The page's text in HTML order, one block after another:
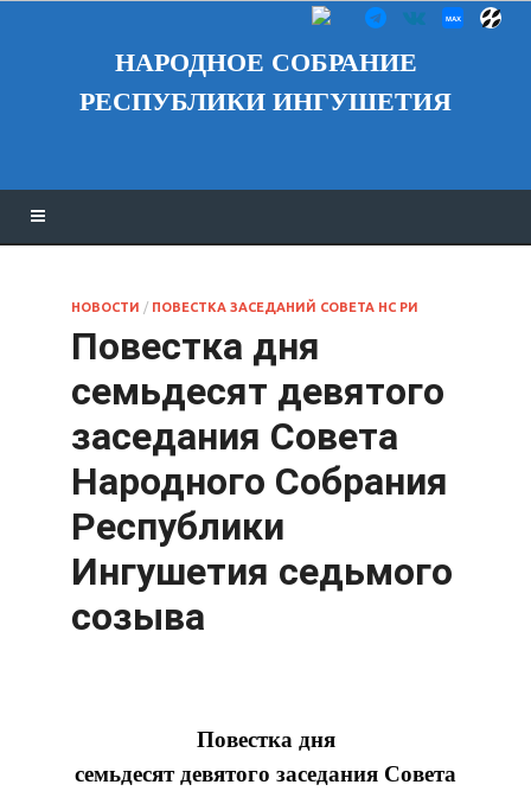
НАРОДНОЕ СОБРАНИЕ
РЕСПУБЛИКИ ИНГУШЕТИЯ
НОВОСТИ / ПОВЕСТКА ЗАСЕДАНИЙ СОВЕТА НС РИ
Повестка дня
семьдесят девятого
заседания Совета
Народного Собрания
Республики
Ингушетия седьмого
созыва
Повестка дня
семьдесят девятого заседания Совета